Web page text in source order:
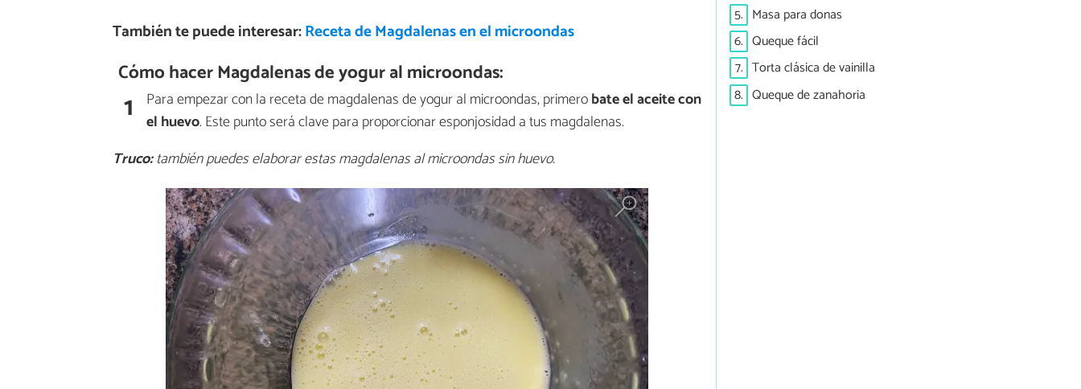
También te puede interesar:Receta de Magdalenas en el microondas
Cómo hacer Magdalenas de yogur al microondas:
1 Para empezar con la receta de magdalenas de yogur al microondas, primerobate el aceite con
el huevo. Este punto será clave para proporcionar esponjosidad a tus magdalenas.
Truco:también puedes elaborar estas magdalenas al microondas sin huevo.
5. Masa para donas
6. Queque fácil
7. Torta clásica de vainilla
8. Queque de zanahoria